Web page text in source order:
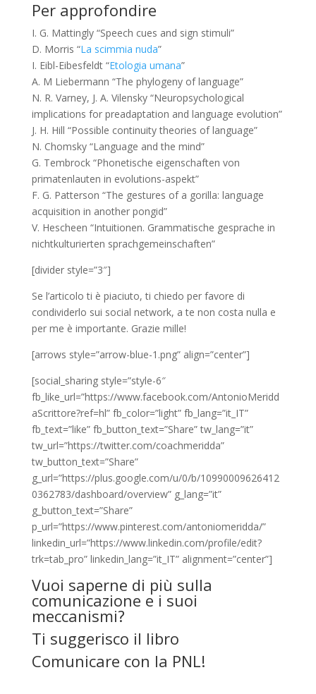
Per approfondire
I. G. Mattingly “Speech cues and sign stimuli”
D. Morris “La scimmia nuda”
I. Eibl-Eibesfeldt “Etologia umana”
A. M Liebermann “The phylogeny of language”
N. R. Varney, J. A. Vilensky “Neuropsychological
implications for preadaptation and language evolution”
J. H. Hill “Possible continuity theories of language”
N. Chomsky “Language and the mind”
G. Tembrock “Phonetische eigenschaften von
primatenlauten in evolutions-aspekt”
F. G. Patterson “The gestures of a gorilla: language
acquisition in another pongid”
V. Hescheen “Intuitionen. Grammatische gesprache in
nichtkulturierten sprachgemeinschaften”
[divider style=”3″]
Se l’articolo ti è piaciuto, ti chiedo per favore di
condividerlo sui social network, a te non costa nulla e
per me è importante. Grazie mille!
[arrows style=”arrow-blue-1.png” align=”center”]
[social_sharing style=”style-6″
fb_like_url=”https://www.facebook.com/AntonioMeridd
aScrittore?ref=hl” fb_color=”light” fb_lang=”it_IT”
fb_text=”like” fb_button_text=”Share” tw_lang=”it”
tw_url=”https://twitter.com/coachmeridda”
tw_button_text=”Share”
g_url=”https://plus.google.com/u/0/b/10990009626412
0362783/dashboard/overview” g_lang=”it”
g_button_text=”Share”
p_url=”https://www.pinterest.com/antoniomeridda/”
linkedin_url=”https://www.linkedin.com/profile/edit?
trk=tab_pro” linkedin_lang=”it_IT” alignment=”center”]
Vuoi saperne di più sulla
comunicazione e i suoi
meccanismi?
Ti suggerisco il libro
Comunicare con la PNL!